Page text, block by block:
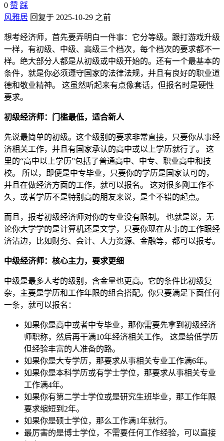
0 赞 踩
风雅居 回复于 2025-10-29 之前
想考经济师，首先要弄明白一件事：它分等级。跟打游戏升级
一样，有初级、中级、高级三个档次，每个档次的要求都不一
样。绝大部分人都是从初级或中级开始的。还有一个最基本的
条件，就是你必须遵守国家的法律法规，并且有良好的职业道
德和敬业精神。 这虽然听起来有点像套话，但报名时是硬性
要求。
初级经济师：门槛最低，适合新人
先说最简单的初级。这个级别的要求非常直接，只要你从事经
济相关工作，并且有国家承认的高中或以上学历就行了。 这
里的“高中以上学历”包括了普通高中、中专、职业高中和技
校。 所以，即便是中专毕业，只要你的学历是国家认可的，
并且在做经济方面的工作，就可以报名。 这对很多刚工作不
久，或者学历不是特别高的朋友来说，是个不错的起点。
而且，报考初级经济师对你的专业没有限制。 也就是说，无
论你大学学的是计算机还是文学，只要你现在从事的工作跟经
济沾边，比如财务、会计、人力资源、金融等，都可以报考。
中级经济师：核心主力，要求更细
中级是最多人考的级别，含金量也更高。它的条件比初级复
杂，主要是学历和工作年限的组合搭配。你只要满足下面任何
一条，就可以报名：
如果你是高中或者中专毕业，那你需要先拿到初级经济
师职称，然后再干满10年经济相关工作。 这是给低学历
但经验丰富的人准备的路。
如果你是大专学历，那要求从事相关专业工作满6年。
如果你是本科学历或有学士学位，那要求从事相关专业
工作满4年。
如果你有第二学士学位或是研究生班毕业，那工作年限
要求缩短到2年。
如果你是硕士学位，那么工作满1年就行。
最厉害的是博士学位，不需要任何工作经验，可以直接